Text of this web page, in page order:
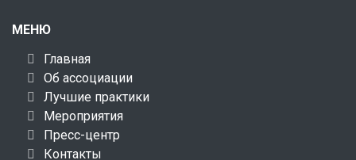
МЕНЮ
Главная
Об ассоциации
Лучшие практики
Мероприятия
Пресс-центр
Контакты